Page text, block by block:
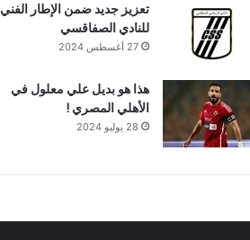
تعزيز جديد ضمن الإطار الفني
للنادي الصفاقسي
27 أغسطس 2024
هذا هو بديل علي معلول في
الأهلي المصري !
28 يوليو 2024